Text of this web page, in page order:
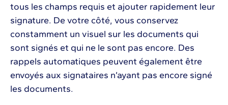
tous les champs requis et ajouter rapidement leur
signature. De votre côté, vous conservez
constamment un visuel sur les documents qui
sont signés et qui ne le sont pas encore. Des
rappels automatiques peuvent également être
envoyés aux signataires n’ayant pas encore signé
les documents.